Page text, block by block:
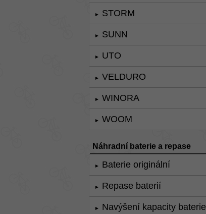
► STORM
► SUNN
► UTO
► VELDURO
► WINORA
► WOOM
Náhradní baterie a repase
► Baterie originální
► Repase baterií
► Navýšení kapacity baterie